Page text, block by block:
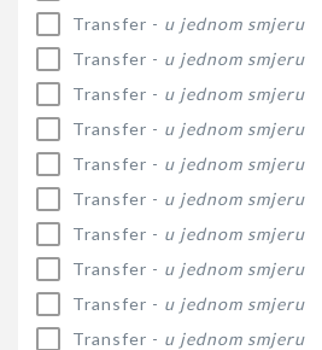
Transfer - u jednom smjeru
Transfer - u jednom smjeru
Transfer - u jednom smjeru
Transfer - u jednom smjeru
Transfer - u jednom smjeru
Transfer - u jednom smjeru
Transfer - u jednom smjeru
Transfer - u jednom smjeru
Transfer - u jednom smjeru
Transfer - u jednom smjeru